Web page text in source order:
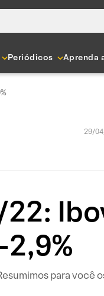
Periódicos Aprenda
29/
para você